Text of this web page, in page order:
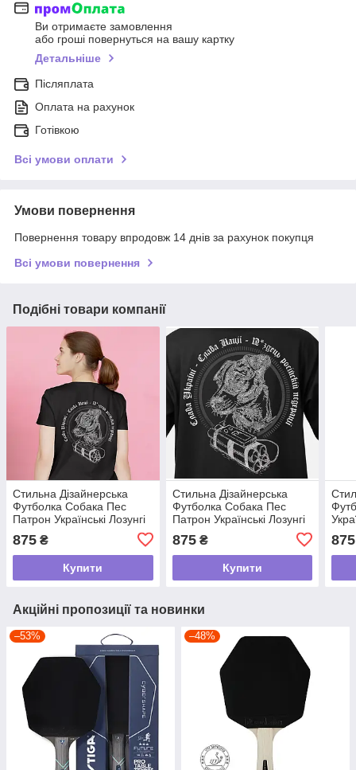
Ви отримаєте замовлення
або гроші повернуться на вашу картку
Детальніше
Післяплата
Оплата на рахунок
Готівкою
Всі умови оплати
Умови повернення
Повернення товару впродовж 14 днів за рахунок покупця
Всі умови повернення
Подібні товари компанії
Стильна Дізайнерська
Футболка Собака Пес
Патрон Українські Лозунгі
слава Нації - П видавець
російської педерації tdi
875 ₴
Купити
Стильна Дізайнерська
Футболка Собака Пес
Патрон Українські Лозунгі
слава Нації - П видавець
російської педерації tdi
875₴
Купити
875
Акційні пропозиції та новинки
–53% –48%